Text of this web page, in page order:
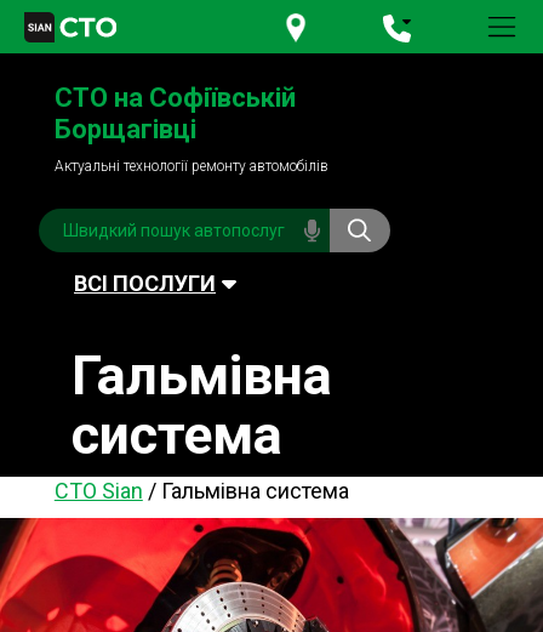
+380 95781-84-84
+380 98791-84-84
СТО на Софіївській
Борщагівці
Актуальні технології ремонту автомобілів
ВСІ ПОСЛУГИ
Автомийка Планове ТО
Паливна система
кондиціонера
Система охолодження
Діагностика
Ходова частина Зчеплення
ГРМ Шиномонтаж
Гальмівна
система
СТО Sian / Гальмівна система